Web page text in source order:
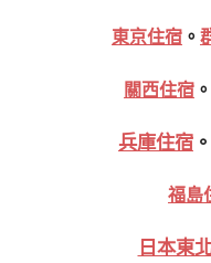
東京住宿 。
關西住宿 。
兵庫住宿 。
福島
日本東